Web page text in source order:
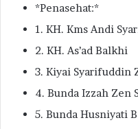
*Penasehat:*
1. KH. Kms Andi
2. KH. As’ad Balkhi
3. Kiyai Syarifuddin
4. Bunda Izzah Zen
5. Bunda Husniyati